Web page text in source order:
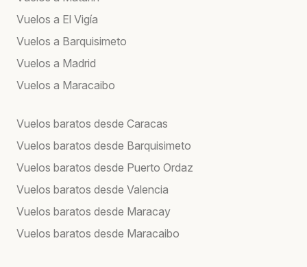
Vuelos a El Vigía
Vuelos a Barquisimeto
Vuelos a Madrid
Vuelos a Maracaibo
Vuelos baratos desde Caracas
Vuelos baratos desde Barquisimeto
Vuelos baratos desde Puerto Ordaz
Vuelos baratos desde Valencia
Vuelos baratos desde Maracay
Vuelos baratos desde Maracaibo